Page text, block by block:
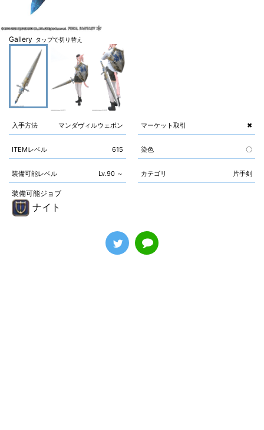
Gallery タップで切り替え
入手方法 マンダヴィルウェポン マーケット取引 ✖
ITEMレベル 615 染色 〇
装備可能レベル Lv.90 ～ カテゴリ 片手剣
装備可能ジョブ
ナイト